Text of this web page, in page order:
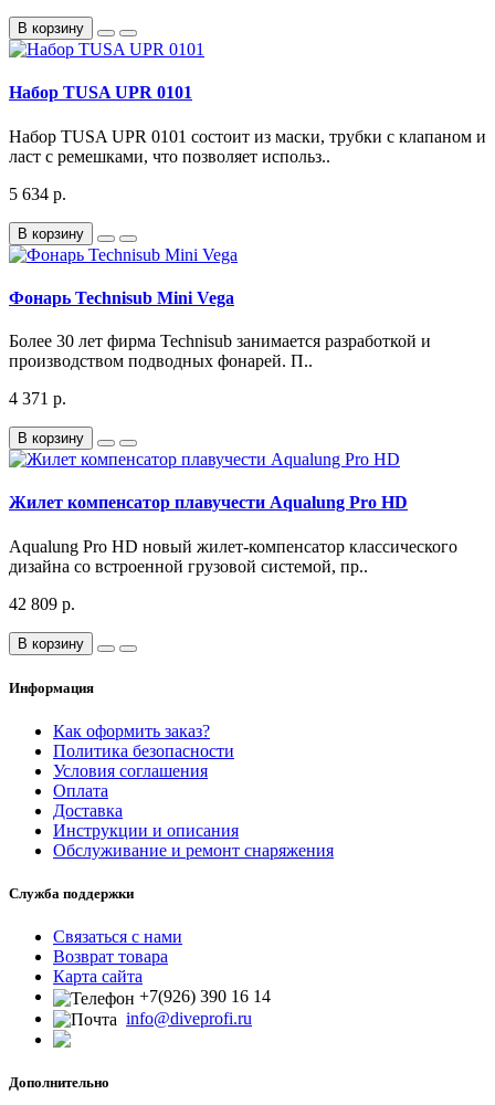
В корзину
Набор TUSA UPR 0101
Набор TUSA UPR 0101 состоит из маски, трубки с клапаном и
ласт с ремешками, что позволяет использ..
5 634 р.
В корзину
Фонарь Technisub Mini Vega
Более 30 лет фирма Technisub занимается разработкой и
производством подводных фонарей. П..
4 371 р.
В корзину
Жилет компенсатор плавучести Aqualung Pro HD
Aqualung Pro HD новый жилет-компенсатор классического
дизайна со встроенной грузовой системой, пр..
42 809 р.
В корзину
Информация
Как оформить заказ?
Политика безопасности
Условия соглашения
Оплата
Доставка
Инструкции и описания
Обслуживание и ремонт снаряжения
Служба поддержки
Связаться с нами
Возврат товара
Карта сайта
+7(926) 390 16 14
info@diveprofi.ru
Дополнительно